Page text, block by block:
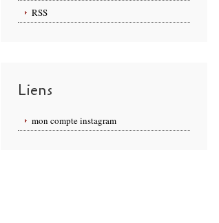
RSS
Liens
mon compte instagram